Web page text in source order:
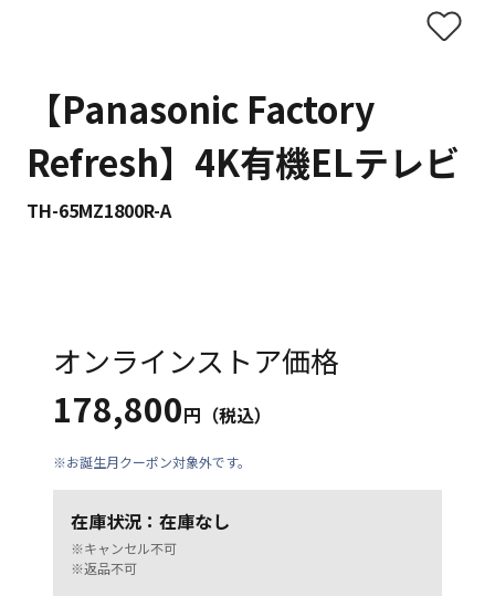
【Panasonic Factory
Refresh】4K有機ELテレビ
TH-65MZ1800R-A
オンラインストア価格
178,800円（税込）
※お誕生月クーポン対象外です。
在庫状況：在庫なし
※キャンセル不可
※返品不可